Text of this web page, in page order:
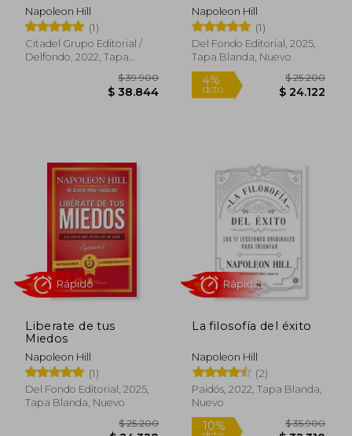
Napoleon Hill
(1)
Citadel Grupo Editorial /
Delfondo, 2022, Tapa
$ 39.900
Napoleon Hill
(1)
Del Fondo Editorial, 2025,
Tapa Blanda, Nuevo
4%
Liberate de tus
Miedos
Napoleon Hill
(1)
Del Fondo Editorial, 2025,
Tapa Blanda, Nuevo
La filosofía del éxito
Napoleon Hill
(2)
Paidós, 2022, Tapa Blanda,
Nuevo